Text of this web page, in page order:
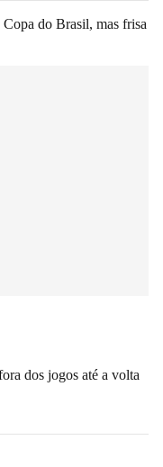
do Brasil, mas frisa
dos jogos até a volta